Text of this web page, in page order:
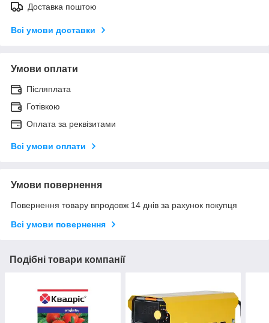
Доставка поштою
Всі умови доставки
Умови оплати
Післяплата
Готівкою
Оплата за реквізитами
Всі умови оплати
Умови повернення
Повернення товару впродовж 14 днів за рахунок покупця
Всі умови повернення
Подібні товари компанії